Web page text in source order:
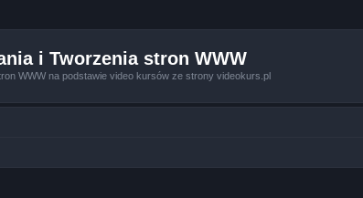
i Tworzenia stron WWW
WWW na podstawie video kursów ze strony videokurs.pl